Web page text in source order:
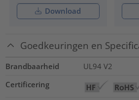
Download
Goedkeuringen en
Brandbaarheid
UL94 V2
Certificering